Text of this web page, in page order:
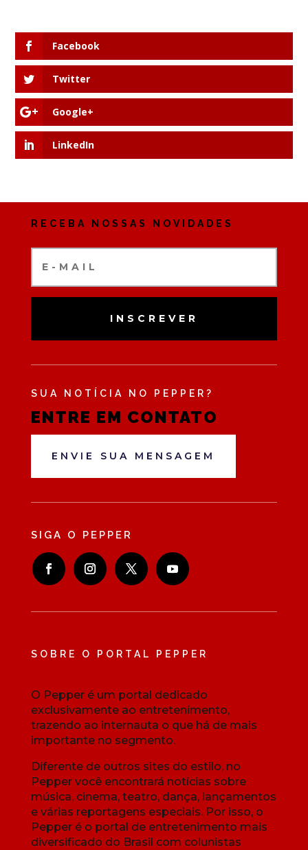
Facebook
Twitter
Google+
LinkedIn
RECEBA NOSSAS NOVIDADES
INSCREVER
SUA NOTÍCIA NO PEPPER?
ENTRE EM CONTATO
ENVIE SUA MENSAGEM
SIGA O PEPPER
SOBRE O PORTAL PEPPER
O Pepper é um portal dedicado
exclusivamente ao entretenimento,
trazendo ao internauta o que há de mais
importante no segmento.
Diferente de outros sites do estilo, no
Pepper você encontrará notícias sobre
música, cinema, teatro, dança, lançamentos
e várias reportagens especiais. Por isso, o
Pepper é o portal de entretenimento mais
diversificado do Brasil com colunistas